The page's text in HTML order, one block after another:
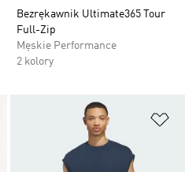
Bezrękawnik Ultimate365 Tour
Full-Zip
Męskie Performance
2 kolory
Dodaj do listy życzeń